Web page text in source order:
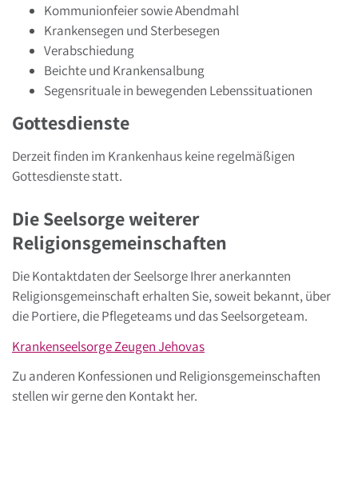
Kommunionfeier sowie Abendmahl
Krankensegen und Sterbesegen
Verabschiedung
Beichte und Krankensalbung
Segensrituale in bewegenden Lebenssituationen
Gottesdienste
Derzeit finden im Krankenhaus keine regelmäßigen
Gottesdienste statt.
Die Seelsorge weiterer
Religionsgemeinschaften
Die Kontaktdaten der Seelsorge Ihrer anerkannten
Religionsgemeinschaft erhalten Sie, soweit bekannt, über
die Portiere, die Pflegeteams und das Seelsorgeteam.
Krankenseelsorge Zeugen Jehovas
Zu anderen Konfessionen und Religionsgemeinschaften
stellen wir gerne den Kontakt her.